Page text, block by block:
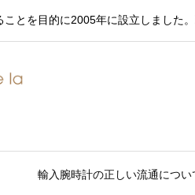
とを目的に2005年に設立しました
輸入腕時計の正しい流通につい